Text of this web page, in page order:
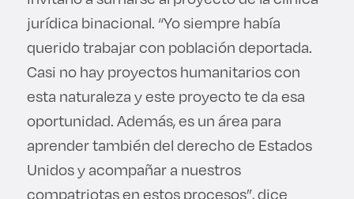
jurídica binacional. “Yo siempre había
querido trabajar con población deportada.
Casi no hay proyectos humanitarios con
esta naturaleza y este proyecto te da esa
oportunidad. Además, es un área para
aprender también del derecho de Estados
Unidos y acompañar a nuestros
compatriotas en estos procesos”, dice